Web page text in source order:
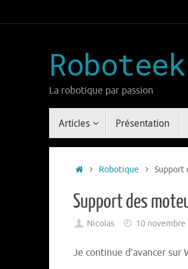
au
Roboteek
La robotique par passion
contenu
Articles Présentation
Accueil
Robotique Support
Support des
Nicolas 10 novembre
Je continue d’avancer sur